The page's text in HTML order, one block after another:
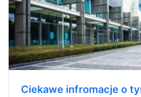
Ciekawe infromacje o